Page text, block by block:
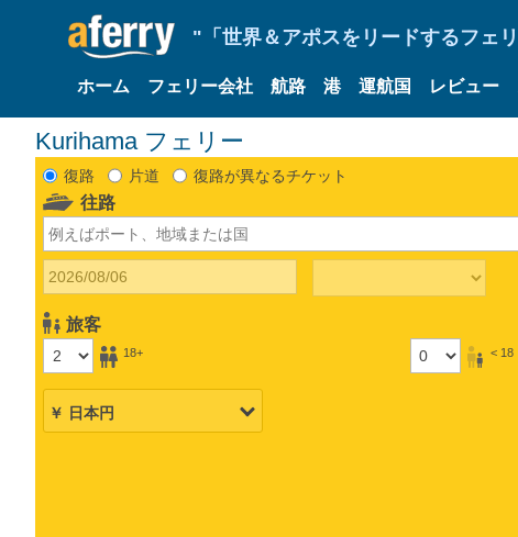
"「世界＆アポスをリードするフェ
ホーム フェリー会社 航路 港 運航国 レビュー
Kurihama フェリー
復路 片道 復路が異なるチケット
往路
旅客
18+ < 18